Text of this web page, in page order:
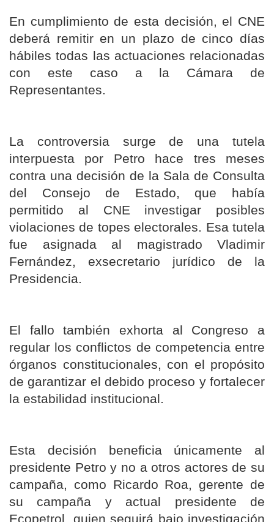
En cumplimiento de esta decisión, el CNE
deberá remitir en un plazo de cinco días
hábiles todas las actuaciones relacionadas
con este caso a la Cámara de
Representantes.
La controversia surge de una tutela
interpuesta por Petro hace tres meses
contra una decisión de la Sala de Consulta
del Consejo de Estado, que había
permitido al CNE investigar posibles
violaciones de topes electorales. Esa tutela
fue asignada al magistrado Vladimir
Fernández, exsecretario jurídico de la
Presidencia.
El fallo también exhorta al Congreso a
regular los conflictos de competencia entre
órganos constitucionales, con el propósito
de garantizar el debido proceso y fortalecer
la estabilidad institucional.
Esta decisión beneficia únicamente al
presidente Petro y no a otros actores de su
campaña, como Ricardo Roa, gerente de
su campaña y actual presidente de